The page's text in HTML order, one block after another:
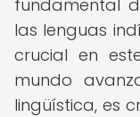
fundamental
las lenguas
crucial en
mundo
lingüística, es